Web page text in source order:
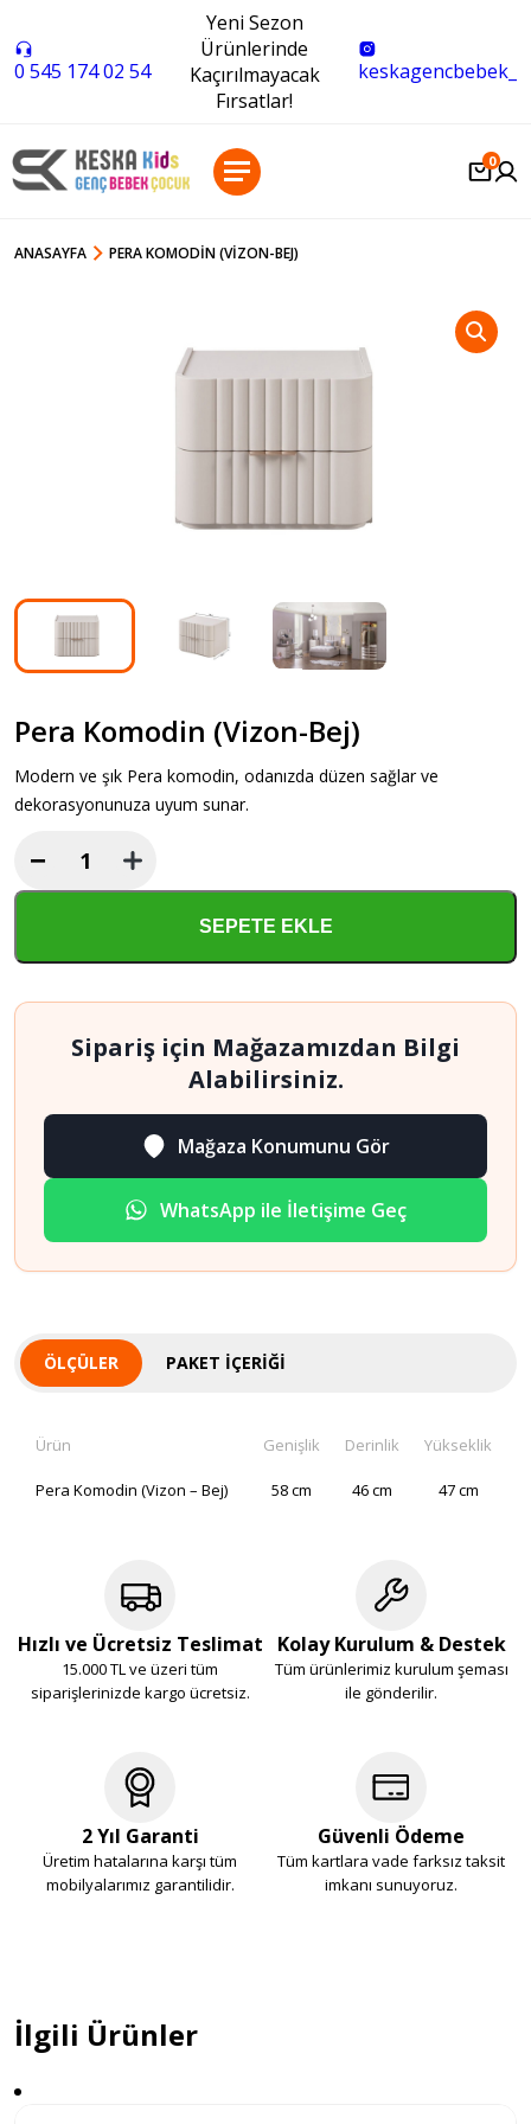
0 545 174 02 54
Yeni Sezon
Ürünlerinde
Kaçırılmayacak
Fırsatlar!
keskagencbebek_
0
ANASAYFA PERA KOMODIN (VIZON-BEJ)
Pera Komodin (Vizon-Bej)
Modern ve şık Pera komodin, odanızda düzen sağlar ve
dekorasyonunuza uyum sunar.
Pera
Komodin
Bej)
−
SEPETE EKLE
Sipariş için Mağazamızdan Bilgi
Alabilirsiniz.
Mağaza Konumunu Gör
WhatsApp ile İletişime Geç
ÖLÇÜLER PAKET İÇERIĞI
Ürün Genişlik Derinlik Yükseklik
Pera Komodin (Vizon – Bej) 58 cm 46 cm 47 cm
Hızlı ve Ücretsiz Teslimat
15.000 TL ve üzeri tüm
siparişlerinizde kargo ücretsiz.
Kolay Kurulum & Destek
Tüm ürünlerimiz kurulum şeması
ile gönderilir.
2 Yıl Garanti
Üretim hatalarına karşı tüm
mobilyalarımız garantilidir.
Güvenli Ödeme
Tüm kartlara vade farksız taksit
imkanı sunuyoruz.
İlgili Ürünler